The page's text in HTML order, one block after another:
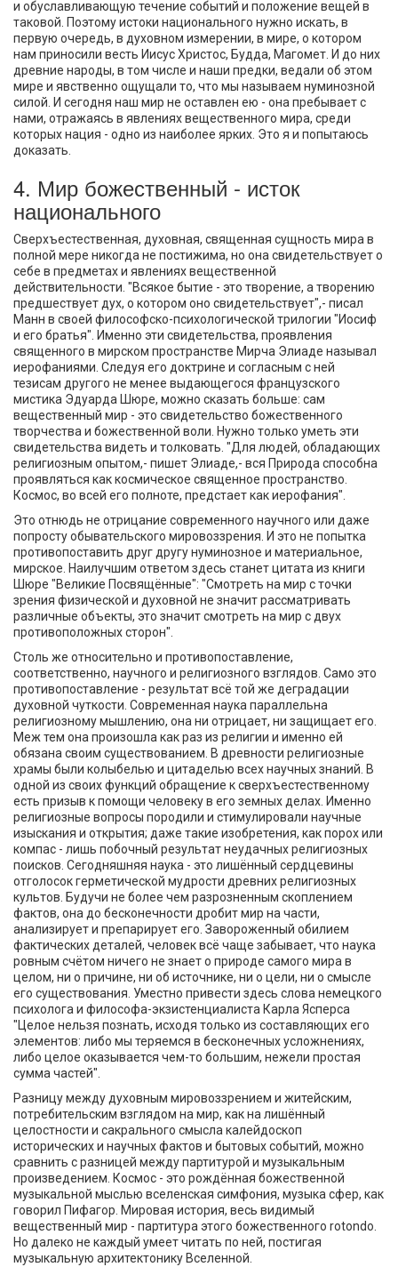
и обуславливающую течение событий и положение вещей в
таковой. Поэтому истоки национального нужно искать, в
первую очередь, в духовном измерении, в мире, о котором
нам приносили весть Иисус Христос, Будда, Магомет. И до них
древние народы, в том числе и наши предки, ведали об этом
мире и явственно ощущали то, что мы называем нуминозной
силой. И сегодня наш мир не оставлен ею - она пребывает с
нами, отражаясь в явлениях вещественного мира, среди
которых нация - одно из наиболее ярких. Это я и попытаюсь
доказать.
4. Мир божественный - исток
национального
Сверхъестественная, духовная, священная сущность мира в
полной мере никогда не постижима, но она свидетельствует о
себе в предметах и явлениях вещественной
действительности. "Всякое бытие - это творение, а творению
предшествует дух, о котором оно свидетельствует",- писал
Манн в своей философско-психологической трилогии "Иосиф
и его братья". Именно эти свидетельства, проявления
священного в мирском пространстве Мирча Элиаде называл
иерофаниями. Следуя его доктрине и согласным с ней
тезисам другого не менее выдающегося французского
мистика Эдуарда Шюре, можно сказать больше: сам
вещественный мир - это свидетельство божественного
творчества и божественной воли. Нужно только уметь эти
свидетельства видеть и толковать. "Для людей, обладающих
религиозным опытом,- пишет Элиаде,- вся Природа способна
проявляться как космическое священное пространство.
Космос, во всей его полноте, предстает как иерофания".
Это отнюдь не отрицание современного научного или даже
попросту обывательского мировоззрения. И это не попытка
противопоставить друг другу нуминозное и материальное,
мирское. Наилучшим ответом здесь станет цитата из книги
Шюре "Великие Посвящённые": "Смотреть на мир с точки
зрения физической и духовной не значит рассматривать
различные объекты, это значит смотреть на мир с двух
противоположных сторон".
Столь же относительно и противопоставление,
соответственно, научного и религиозного взглядов. Само это
противопоставление - результат всё той же деградации
духовной чуткости. Современная наука параллельна
религиозному мышлению, она ни отрицает, ни защищает его.
Меж тем она произошла как раз из религии и именно ей
обязана своим существованием. В древности религиозные
храмы были колыбелью и цитаделью всех научных знаний. В
одной из своих функций обращение к сверхъестественному
есть призыв к помощи человеку в его земных делах. Именно
религиозные вопросы породили и стимулировали научные
изыскания и открытия; даже такие изобретения, как порох или
компас - лишь побочный результат неудачных религиозных
поисков. Сегодняшняя наука - это лишённый сердцевины
отголосок герметической мудрости древних религиозных
культов. Будучи не более чем разрозненным скоплением
фактов, она до бесконечности дробит мир на части,
анализирует и препарирует его. Завороженный обилием
фактических деталей, человек всё чаще забывает, что наука
ровным счётом ничего не знает о природе самого мира в
целом, ни о причине, ни об источнике, ни о цели, ни о смысле
его существования. Уместно привести здесь слова немецкого
психолога и философа-экзистенциалиста Карла Ясперса
"Целое нельзя познать, исходя только из составляющих его
элементов: либо мы теряемся в бесконечных усложнениях,
либо целое оказывается чем-то большим, нежели простая
сумма частей".
Разницу между духовным мировоззрением и житейским,
потребительским взглядом на мир, как на лишённый
целостности и сакрального смысла калейдоскоп
исторических и научных фактов и бытовых событий, можно
сравнить с разницей между партитурой и музыкальным
произведением. Космос - это рождённая божественной
музыкальной мыслью вселенская симфония, музыка сфер, как
говорил Пифагор. Мировая история, весь видимый
вещественный мир - партитура этого божественного rotondо.
Но далеко не каждый умеет читать по ней, постигая
музыкальную архитектонику Вселенной.